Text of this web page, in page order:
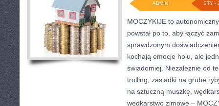
STY -
ADMIN
MOCZYKIJE to
powstał po to, aby łączyć
sprawdzonym
kochają emocje holu, ale
świadomiej. Niezależnie od
trolling, zasiadki na grube
na sztuczną muszkę,
wędkarstwo zimowe –